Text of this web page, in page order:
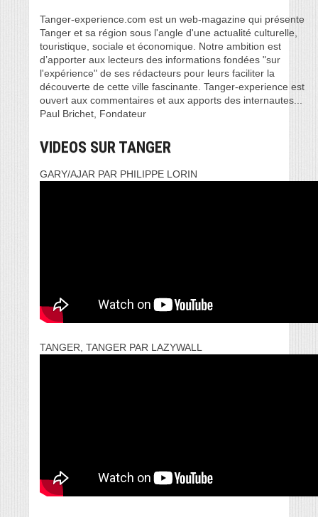
Tanger-experience.com est un web-magazine qui présente
Tanger et sa région sous l'angle d'une actualité culturelle,
touristique, sociale et économique. Notre ambition est
d’apporter aux lecteurs des informations fondées "sur
l'expérience" de ses rédacteurs pour leurs faciliter la
découverte de cette ville fascinante. Tanger-experience est
ouvert aux commentaires et aux apports des internautes...
Paul Brichet, Fondateur
VIDEOS SUR TANGER
GARY/AJAR PAR PHILIPPE LORIN
TANGER, TANGER PAR LAZYWALL